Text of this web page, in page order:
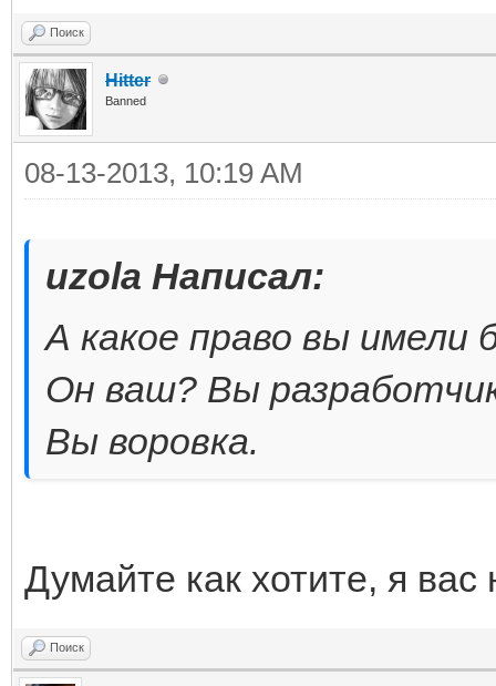
Поиск
Hitter
Banned
08-13-2013, 10:19 AM
uzola Написал:
А какое право вы имели
Он ваш? Вы
Вы воровка.
Думайте как хотите, я
Поиск